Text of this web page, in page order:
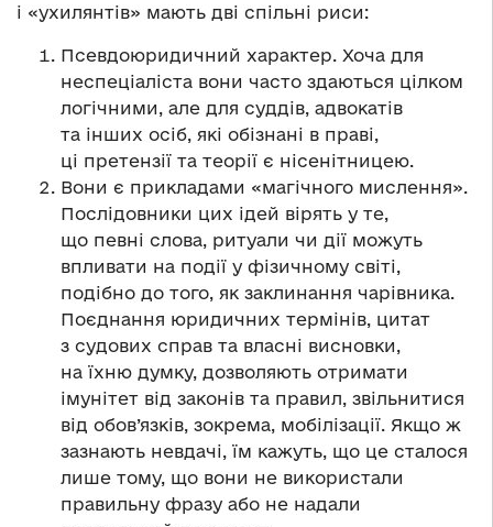
і «ухилянтів» мають дві спільні риси:
Псевдоюридичний характер. Хоча для
неспеціаліста вони часто здаються цілком
логічними, але для суддів, адвокатів
та інших осіб, які обізнані в праві,
ці претензії та теорії є нісенітницею.
Вони є прикладами «магічного мислення».
Послідовники цих ідей вірять у те,
що певні слова, ритуали чи дії можуть
впливати на події у фізичному світі,
подібно до того, як заклинання чарівника.
Поєднання юридичних термінів, цитат
з судових справ та власні висновки,
на їхню думку, дозволяють отримати
імунітет від законів та правил, звільнитися
від обов’язків, зокрема, мобілізації. Якщо ж
зазнають невдачі, їм кажуть, що це сталося
лише тому, що вони не використали
правильну фразу або не надали